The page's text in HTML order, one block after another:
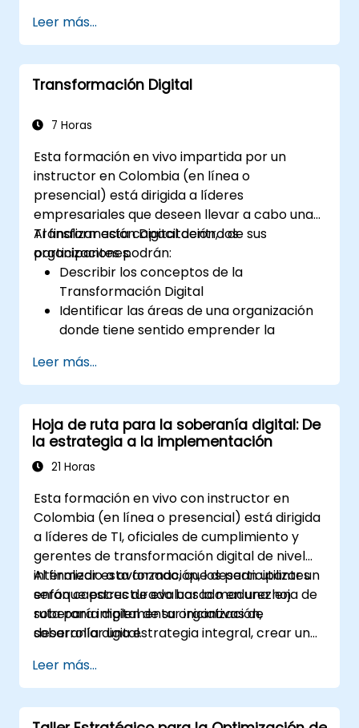
de manufactura, logística y energía.
Diferenciar entre las arquitecturas y
escenarios de implementación de la
computación en el borde y la
Implementar soluciones de computación
predictivo y la toma de decisiones en
tiempo real.
Leer más...
Transformación Digital
7 Horas
Esta formación en vivo impartida por un
instructor en Colombia (en línea o
presencial) está dirigida a líderes
empresariales que deseen llevar a cabo una
Transformación Digital dentro de sus
organizaciones.
Al finalizar esta capacitación, los
participantes podrán:
Describir los conceptos de la
Transformación Digital
Identificar las áreas de una organización
donde tiene sentido emprender la
Elaborar una estrategia de digitalización
que describa los cambios necesarios en
procesos, tecnología y formación.
Leer más...
Hoja de ruta para la soberanía digital: De
la estrategia a la implementación
21 Horas
Esta formación en vivo con instructor en
Colombia (en línea o presencial) está dirigida
a líderes de TI, oficiales de cumplimiento y
gerentes de transformación digital de nivel
intermedio a avanzado, que desean utilizar un
enfoque estructurado basado en una hoja de
ruta para implementar iniciativas de
soberanía digital.
Al finalizar esta formación, los participantes
serán capaces de evaluar la madurez en
soberanía digital de su organización,
desarrollar una estrategia integral, crear una
establecer marcos de gobernanza.
Leer más...